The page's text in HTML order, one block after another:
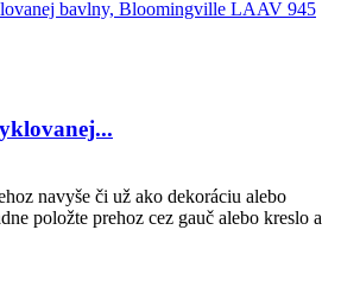
navyše či už ako dekoráciu alebo
položte prehoz cez gauč alebo kreslo a